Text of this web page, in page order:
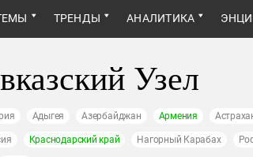
ТРЕНДЫ АНАЛИТИКА
Узел
Адыгея Азербайджан Армения
Краснодарский край Нагорный Карабах